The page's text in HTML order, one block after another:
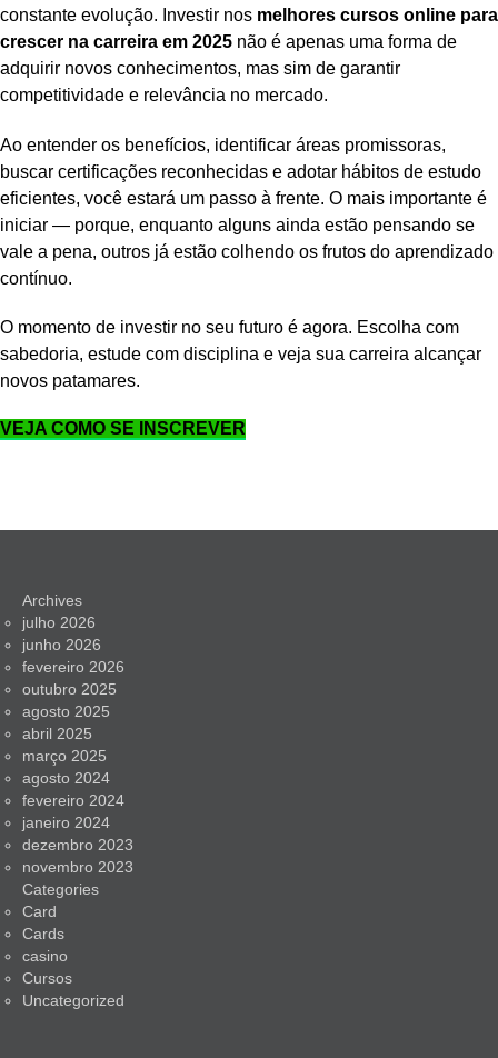
constante evolução. Investir nos melhores cursos online para
crescer na carreira em 2025 não é apenas uma forma de
adquirir novos conhecimentos, mas sim de garantir
competitividade e relevância no mercado.
Ao entender os benefícios, identificar áreas promissoras,
buscar certificações reconhecidas e adotar hábitos de estudo
eficientes, você estará um passo à frente. O mais importante é
iniciar — porque, enquanto alguns ainda estão pensando se
vale a pena, outros já estão colhendo os frutos do aprendizado
contínuo.
O momento de investir no seu futuro é agora. Escolha com
sabedoria, estude com disciplina e veja sua carreira alcançar
novos patamares.
VEJA COMO SE INSCREVER
Archives
julho 2026
junho 2026
fevereiro 2026
outubro 2025
agosto 2025
abril 2025
março 2025
agosto 2024
fevereiro 2024
janeiro 2024
dezembro 2023
novembro 2023
Categories
Card
Cards
casino
Cursos
Uncategorized